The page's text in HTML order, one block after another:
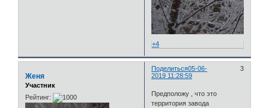
+4
Поделиться 3
05-06-
2019 11:28:59
Женя
Участник
Рейтинг:
Предположу , что это
территория завода